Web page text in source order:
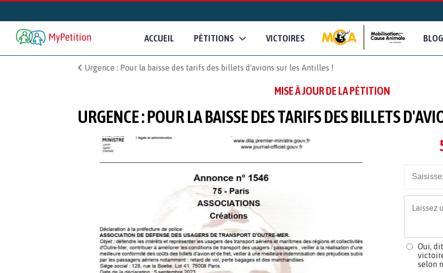
ACCUEIL PÉTITIONS VICTOIRES BLOG
Urgence : Pour la baisse des tarifs des billets d'avions sur les Antilles !
MISE À JOUR DE LA PÉTITION
URGENCE : POUR LA BAISSE DES TARIFS DES BILLETS
Oui,
selon